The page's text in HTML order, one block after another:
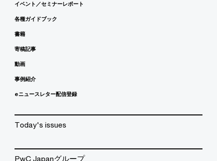
イベント／セミナーレポート
各種ガイドブック
書籍
寄稿記事
動画
事例紹介
eニュースレター配信登録
Today's issues
PwC Japanグループ